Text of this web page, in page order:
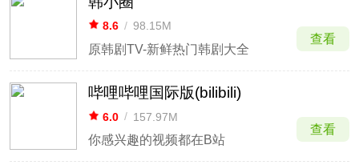
8.6 / 98.15M
原韩剧TV-新鲜热门韩剧大全
查看
哔哩哔哩国际版(bilibili)
6.0 / 157.97M
你感兴趣的视频都在B站
查看